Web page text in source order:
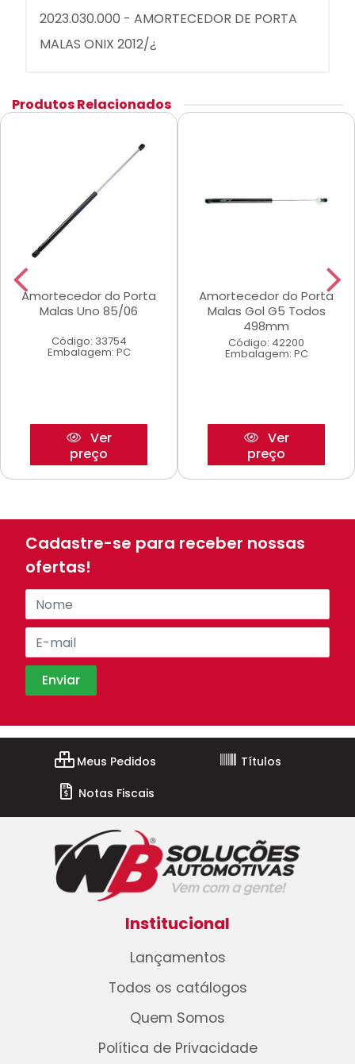
2023.030.000 - AMORTECEDOR DE PORTA
MALAS ONIX 2012/¿
Produtos Relacionados
Amortecedor do Porta
Malas Uno 85/06
Código: 33754
Embalagem: PC
Ver
preço
Amortecedor do Porta
Malas Gol G5 Todos
498mm
Código: 42200
Embalagem: PC
Ver
preço
Cadastre-se para receber nossas
ofertas!
Meus Pedidos
Títulos
Notas Fiscais
Institucional
Lançamentos
Todos os catálogos
Quem Somos
Política de Privacidade